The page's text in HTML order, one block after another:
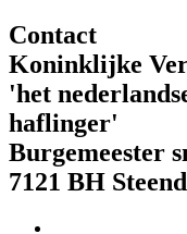
Contact
Koninklijke
'het
haflinger'
Burgemeester
7121 BH